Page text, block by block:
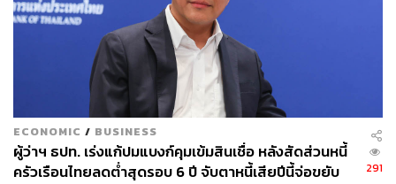
ECONOMIC / BUSINESS
ผู้ว่าฯ ธปท. เร่งแก้ปมแบงก์คุมเข้มสินเชื่อ หลังสัดส่วนหนี้
ครัวเรือนไทยลดต่ำสุดรอบ 6 ปี จับตาหนี้เสียปีนี้จ่อขยับ
291